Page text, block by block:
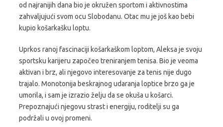
od najranijih dana bio je okružen sportom i aktivnostima
zahvaljujući svom ocu Slobodanu. Otac mu je još kao bebi
kupio košarkašku loptu.
Uprkos ranoj fascinaciji košarkaškom loptom, Aleksa je svoju
sportsku karijeru započeo treniranjem tenisa. Bio je veoma
aktivan i brz, ali njegovo interesovanje za tenis nije dugo
trajalo. Monotonija beskrajnog udaranja loptice brzo ga je
umorila, i sam je izrazio želju da se okuša u košarci.
Prepoznajući njegovu strast i energiju, roditelji su ga
podržali u ovoj promeni.